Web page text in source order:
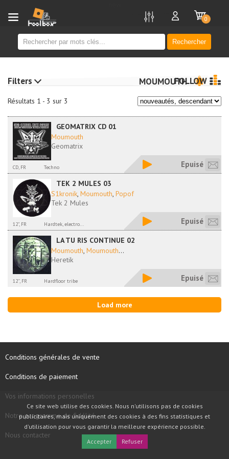
Rechercher
0
Résultats 1 - 3 sur 3
MOUMOUTHFOLLOW
GEOMATRIX CD 01
Moumouth
Geomatrix
CD, FR Techno Epuisé
TEK 2 MULES 03
S1kronik, Moumouth, Popof
Tek 2 Mules
12", FR Hardtek, electro... Epuisé
LA TU RIS CONTINUE 02
Moumouth, Moumouth...
Heretik
12'', FR Hardfloor tribe Epuisé
Load more
Filters
Conditions générales de vente
Conditions de paiement
Vos informations personelles
Notre programme de fidélité
Nous contacter
Ce site web utilise des cookies. Nous n'utilisons pas de cookies
publicitaires, mais uniquement des cookies à des fins statistiques et
d'utilisation pour vous garantir la meilleure expérience possible.
Accepter
Refuser